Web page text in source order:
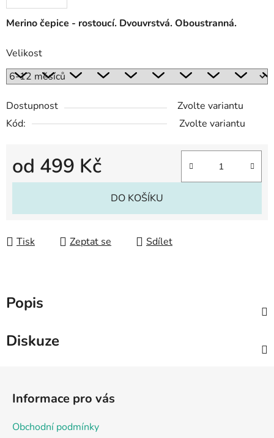
Merino čepice - rostoucí. Dvouvrstvá. Oboustranná.
Velikost
Dostupnost
Zvolte variantu
Kód:
Zvolte variantu
od 499 Kč
Měrná cena:
DO KOŠÍKU
Tisk Zeptat se Sdílet
Popis
Diskuze
Informace pro vás
Obchodní podmínky